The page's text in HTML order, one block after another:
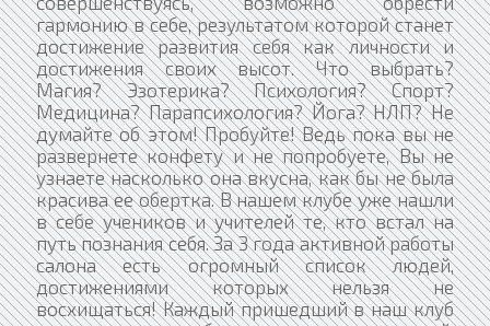
гармонию в себе, результатом которой станет
достижение развития себя как личности и
достижения своих высот. Что выбрать?
Магия? Эзотерика? Психология? Спорт?
Медицина? Парапсихология? Йога? НЛП? Не
думайте об этом! Пробуйте! Ведь пока вы не
развернете конфету и не попробуете, Вы не
узнаете насколько она вкусна, как бы не была
красива ее обертка. В нашем клубе уже нашли
в себе учеников и учителей те, кто встал на
путь познания себя. За 3 года активной работы
салона есть огромный список людей,
достижениями которых нельзя не
восхищаться! Каждый пришедший в наш клуб